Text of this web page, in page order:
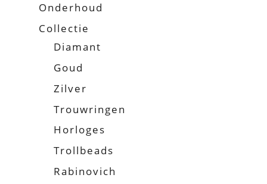
Onderhoud
Collectie
Diamant
Goud
Zilver
Trouwringen
Horloges
Trollbeads
Rabinovich